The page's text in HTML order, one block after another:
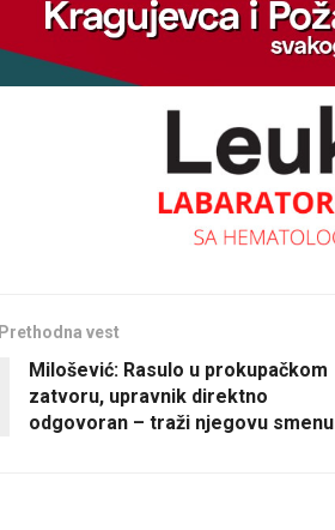
Prethodna vest
Milošević: Rasulo u prokupačkom
zatvoru, upravnik direktno
odgovoran – traži njegovu smenu